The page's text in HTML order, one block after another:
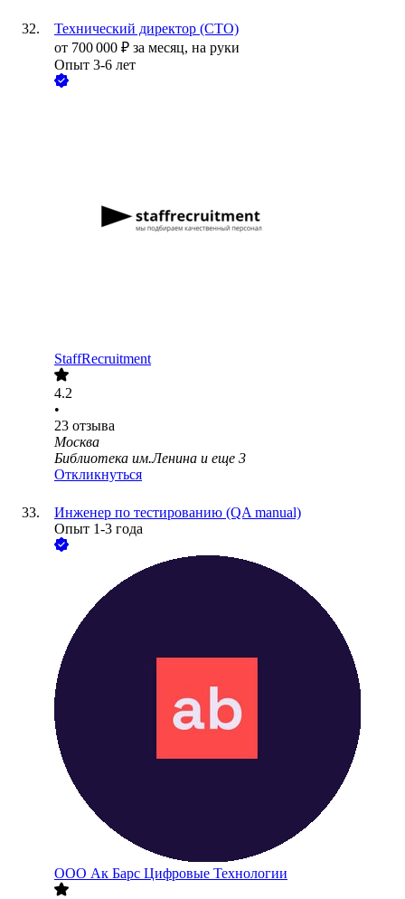
Технический директор (CTO)
от 700 000 ₽ за месяц, на руки
Опыт 3-6 лет
StaffRecruitment
4.2
•
23 отзыва
Москва
Библиотека им.Ленина и еще 3
Откликнуться
Инженер по тестированию (QA manual)
Опыт 1-3 года
ООО Ак Барс Цифровые Технологии